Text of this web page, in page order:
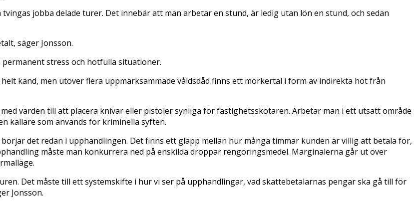
jobba delade turer. Det innebär att man arbetar en stund, är ledig utan lön en stund, och sedan
säger Jonsson.
stress och hotfulla situationer.
känd, men utöver flera uppmärksammade våldsdåd finns ett mörkertal i form av indirekta hot från
värden till att placera knivar eller pistoler synliga för fastighetsskötaren. Arbetar man i ett utsatt område
källare som används för kriminella syften.
det redan i upphandlingen. Det finns ett glapp mellan hur många timmar kunden är villig att betala för,
måste man konkurrera ned på enskilda droppar rengöringsmedel. Marginalerna går ut över
Det måste till ett systemskifte i hur vi ser på upphandlingar, vad skattebetalarnas pengar ska gå till för
Jonsson.